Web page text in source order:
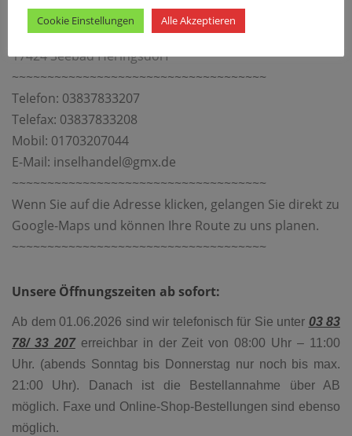
Insel Groß- und Einzelhandel
Seestraße 15
17424 Seebad Heringsdorf
~~~~~~~~~~~~~~~~~~~~~~~~~~~~~~~~~~~~
Telefon: 03837833207
Telefax: 03837833208
Mobil: 01703207044
E-Mail: inselhandel@gmx.de
~~~~~~~~~~~~~~~~~~~~~~~~~~~~~~~~~~~~
Wenn Sie auf die Adresse klicken, gelangen Sie direkt zu
Google-Maps und können Ihre Route zu uns planen.
~~~~~~~~~~~~~~~~~~~~~~~~~~~~~~~~~~~~
Unsere Öffnungszeiten ab sofort:
Ab dem 01.06.2026 sind wir telefonisch für Sie unter 03 83
78/ 33 207erreichbarin der Zeit von 08:00 Uhr – 11:00
Uhr. (abends Sonntag bis Donnerstag nur noch bis max.
21:00 Uhr). Danach ist die Bestellannahme über AB
möglich. Faxe und Online-Shop-Bestellungen sind ebenso
möglich.
Cookie Einstellungen Alle Akzeptieren